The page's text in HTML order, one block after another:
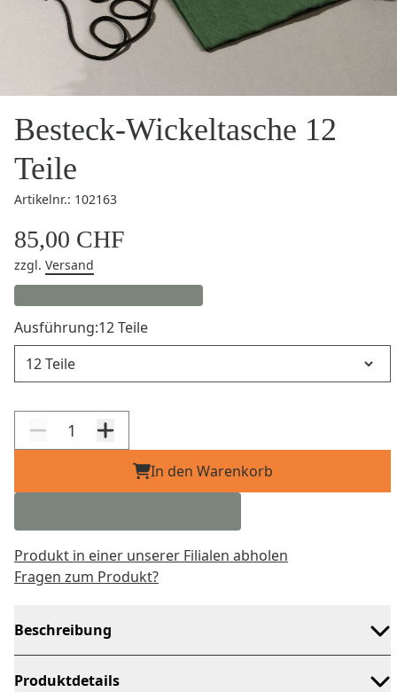
Besteck-Wickeltasche 12
Teile
Artikelnr.: 102163
85,00 CHF
zzgl. Versand
Ausführung:12 Teile
In den Warenkorb
Produkt in einer unserer Filialen abholen
Fragen zum Produkt?
Beschreibung
Produktdetails